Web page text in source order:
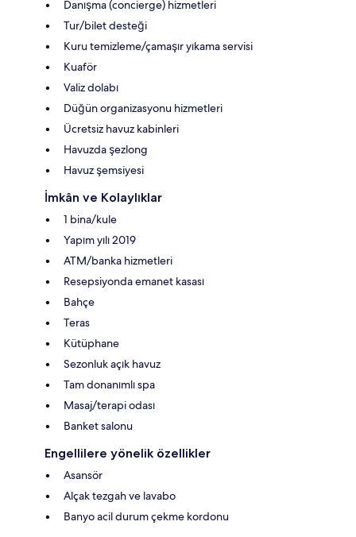
Danışma (concierge) hizmetleri
Tur/bilet desteği
Kuru temizleme/çamaşır yıkama servisi
Kuaför
Valiz dolabı
Düğün organizasyonu hizmetleri
Ücretsiz havuz kabinleri
Havuzda şezlong
Havuz şemsiyesi
İmkân ve Kolaylıklar
1 bina/kule
Yapım yılı 2019
ATM/banka hizmetleri
Resepsiyonda emanet kasası
Bahçe
Teras
Kütüphane
Sezonluk açık havuz
Tam donanımlı spa
Masaj/terapi odası
Banket salonu
Engellilere yönelik özellikler
Asansör
Alçak tezgah ve lavabo
Banyo acil durum çekme kordonu